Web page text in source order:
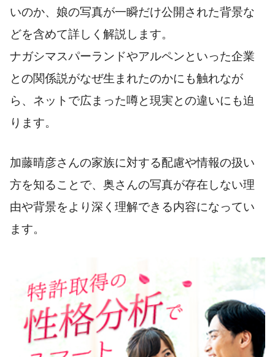
いのか、娘の写真が一瞬だけ公開された背景な
どを含めて詳しく解説します。
ナガシマスパーランドやアルペンといった企業
との関係説がなぜ生まれたのかにも触れなが
ら、ネットで広まった噂と現実との違いにも迫
ります。
加藤晴彦さんの家族に対する配慮や情報の扱い
方を知ることで、奥さんの写真が存在しない理
由や背景をより深く理解できる内容になってい
ます。